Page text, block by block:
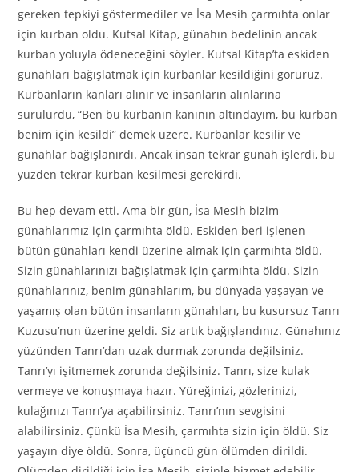
gereken tepkiyi göstermediler ve İsa Mesih çarmıhta onlar
için kurban oldu. Kutsal Kitap, günahın bedelinin ancak
kurban yoluyla ödeneceğini söyler. Kutsal Kitap’ta eskiden
günahları bağışlatmak için kurbanlar kesildiğini görürüz.
Kurbanların kanları alınır ve insanların alınlarına
sürülürdü, “Ben bu kurbanın kanının altındayım, bu kurban
benim için kesildi” demek üzere. Kurbanlar kesilir ve
günahlar bağışlanırdı. Ancak insan tekrar günah işlerdi, bu
yüzden tekrar kurban kesilmesi gerekirdi.
Bu hep devam etti. Ama bir gün, İsa Mesih bizim
günahlarımız için çarmıhta öldü. Eskiden beri işlenen
bütün günahları kendi üzerine almak için çarmıhta öldü.
Sizin günahlarınızı bağışlatmak için çarmıhta öldü. Sizin
günahlarınız, benim günahlarım, bu dünyada yaşayan ve
yaşamış olan bütün insanların günahları, bu kusursuz Tanrı
Kuzusu’nun üzerine geldi. Siz artık bağışlandınız. Günahınız
yüzünden Tanrı’dan uzak durmak zorunda değilsiniz.
Tanrı’yı işitmemek zorunda değilsiniz. Tanrı, size kulak
vermeye ve konuşmaya hazır. Yüreğinizi, gözlerinizi,
kulağınızı Tanrı’ya açabilirsiniz. Tanrı’nın sevgisini
alabilirsiniz. Çünkü İsa Mesih, çarmıhta sizin için öldü. Siz
yaşayın diye öldü. Sonra, üçüncü gün ölümden dirildi.